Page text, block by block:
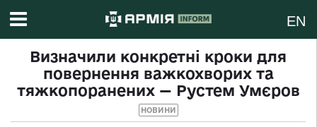
EN
Визначили конкретні кроки для
повернення важкохворих та
тяжкопоранених — Рустем Умєров
НОВИНИ